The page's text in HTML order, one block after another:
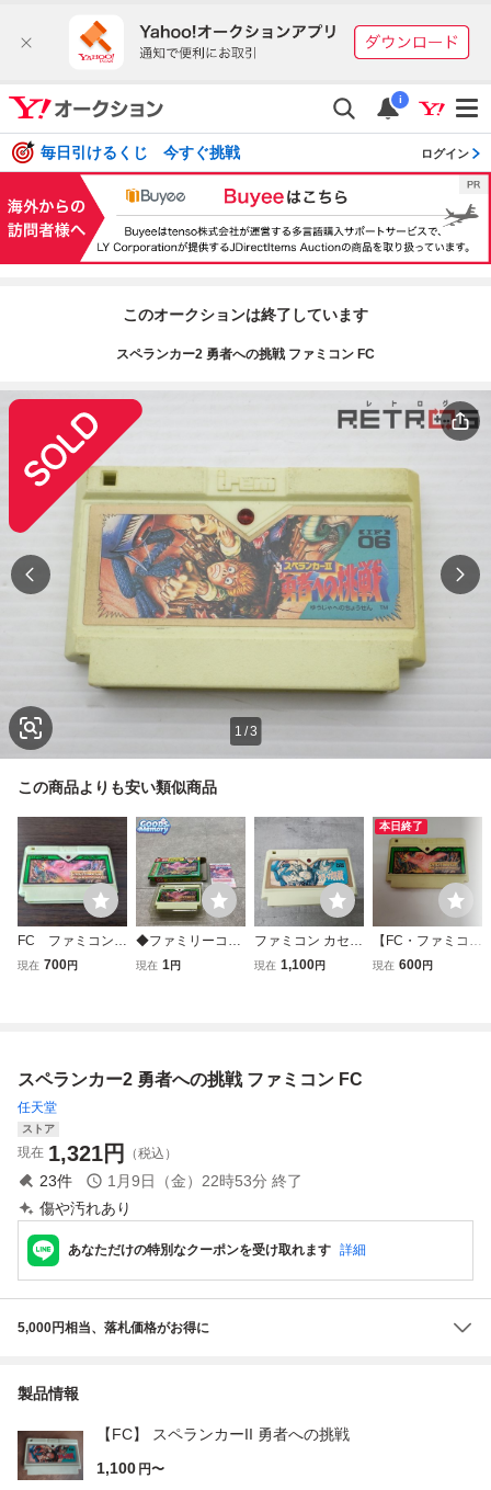
i
毎日引けるくじ 今すぐ挑戦 ログイン
このオークションは終了しています
スペランカー2 勇者への挑戦 ファミコン FC
1 /3
この商品よりも安い類似商品
FC ファミコン
スペランカー
現在 700円
◆ファミリーコン
ピューター/ファミ
現在 1円
ファミコン カセッ
ト スペランカーII
現在 1,100円
本日終了
【FC・ファミコ
ン】 スペランカ
現在 600円
スペランカー2 勇者への挑戦 ファミコン FC
任天堂
ストア
現在 1,321円 （税込）
23件 1月9日（金）22時53分 終了
傷や汚れあり
あなただけの特別なクーポンを受け取れます 詳細
5,000円相当、落札価格がお得に
製品情報
【FC】 スペランカーII 勇者への挑戦
1,100 円〜